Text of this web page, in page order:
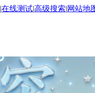
|在线测试|高级搜索|网站地